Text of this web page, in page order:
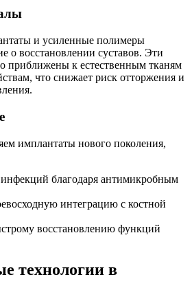
и усиленные полимеры
о восстановлении суставов. Эти
приближены к естественным тканям
что снижает риск отторжения и
имплантаты нового поколения,
благодаря антимикробным
интеграцию с костной
восстановлению функций
технологии в